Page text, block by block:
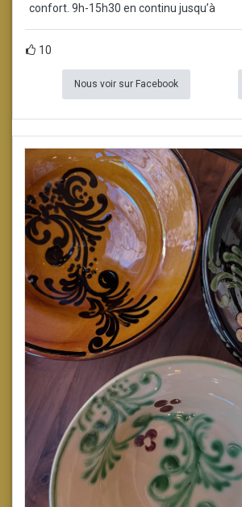
confort. 9h-15h30 en continu jusqu’à
10
Nous voir sur Facebook